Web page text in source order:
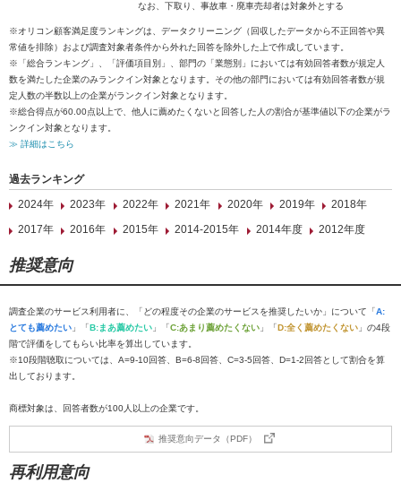
なお、下取り、事故車・廃車売却者は対象外とする
※オリコン顧客満足度ランキングは、データクリーニング（回収したデータから不正回答や異
常値を排除）および調査対象者条件から外れた回答を除外した上で作成しています。
※「総合ランキング」、「評価項目別」、部門の「業態別」においては有効回答者数が規定人
数を満たした企業のみランクイン対象となります。その他の部門においては有効回答者数が規
定人数の半数以上の企業がランクイン対象となります。
※総合得点が60.00点以上で、他人に薦めたくないと回答した人の割合が基準値以下の企業がラ
ンクイン対象となります。
≫ 詳細はこちら
過去ランキング
2024年
2023年 2022年 2021年 2020年 2019年
2018年
2017年
2016年 2015年 2014-2015年 2014年度 2012年度
推奨意向
調査企業のサービス利用者に、「どの程度その企業のサービスを推奨したいか」について「A:
とても薦めたい 」「B:まあ薦めたい 」「C:あまり薦めたくない 」「D:全く薦めたくない 」の4段
階で評価をしてもらい比率を算出しています。
※10段階聴取については、A=9-10回答、B=6-8回答、C=3-5回答、D=1-2回答として割合を算
出しております。
商標対象は、回答者数が100人以上の企業です。
推奨意向データ（PDF）
再利用意向